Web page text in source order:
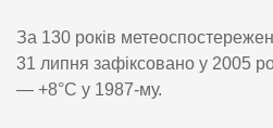
За 130 років
31 липня зафіксовано у 2005
— +8°C у 1987-му.